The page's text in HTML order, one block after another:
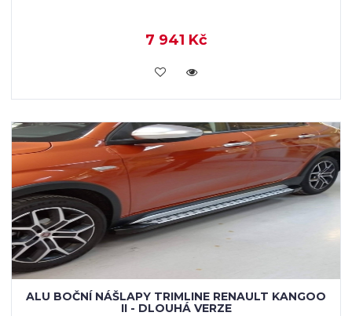
7 941 Kč
KOUPIT
ALU BOČNÍ NÁŠLAPY TRIMLINE RENAULT KANGOO
II - DLOUHÁ VERZE